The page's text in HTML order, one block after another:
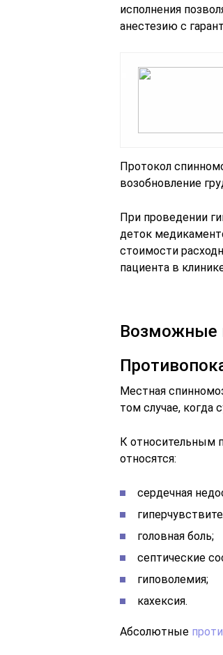
исполнения
анестезию с
Протокол
возобновление
При проведении
деток
стоимости
пациента в
Возможные
Местная
том случае,
К относительным
относятся:
сердечная
головная боль;
септические
гиповолемия;
кахексия.
Абсолютные